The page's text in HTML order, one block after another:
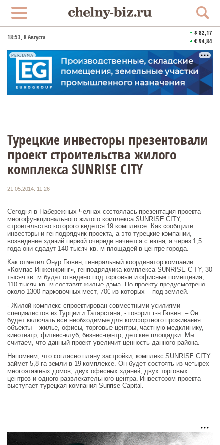
18:53, 8 Августа
$ 82,17
€ 94,84
РЕКЛАМА
Турецкие инвесторы презентовали
проект строительства жилого
комплекса SUNRISE CITY
21.05.2014, 11:26
Сегодня в Набережных Челнах состоялась презентация проекта
многофункционального жилого комплекса SUNRISE CITY,
строительство которого ведется 19 комплексе. Как сообщили
инвесторы и генподрядчик проекта, а это турецкие компании,
возведение зданий первой очереди начнется с июня, а через 1,5
года они сдадут 140 тысяч кв. м площадей в центре города.
Как отметил Онур Гювен, генеральный координатор компании
«Компас Инжениринг», генподрядчика комплекса SUNRISE CITY, 30
тысяч кв. м будет отведено под торговые и офисные помещения,
110 тысяч кв. м составят жилые дома. По проекту предусмотрено
около 1300 парковочных мест, 700 из которых – под землей.
- Жилой комплекс спроектирован совместными усилиями
специалистов из Турции и Татарстана, - говорит г-н Гювен. – Он
будет включать все необходимые для комфортного проживания
объекты – жилье, офисы, торговые центры, частную медклинику,
кинотеатр, фитнес-клуб, бизнес-центр, детские площадки. Мы
считаем, что данный проект увеличит ценность данного района.
Напомним, что согласно плану застройки, комплекс SUNRISE CITY
займет 5,8 га земли в 19 комплексе. Он будет состоять из четырех
многоэтажных домов, двух офисных зданий, двух торговых
центров и одного развлекательного центра. Инвестором проекта
выступает турецкая компания Sunrise Capital.